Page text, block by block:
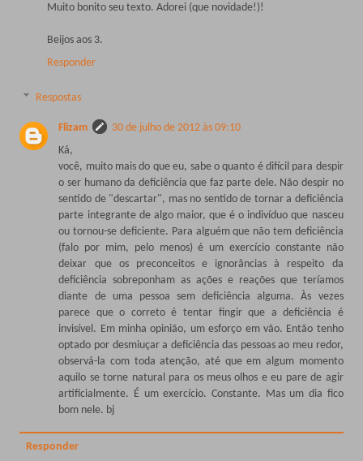
Muito bonito seu texto. Adorei (que novidade!)!
Beijos aos 3.
Responder
Respostas
Flizam
30 de julho de 2012 às 09:10
Ká,
você, muito mais do que eu, sabe o quanto é difícil para despir
o ser humano da deficiência que faz parte dele. Não despir no
sentido de "descartar", mas no sentido de tornar a deficiência
parte integrante de algo maior, que é o indivíduo que nasceu
ou tornou-se deficiente. Para alguém que não tem deficiência
(falo por mim, pelo menos) é um exercício constante não
deixar que os preconceitos e ignorâncias à respeito da
deficiência sobreponham as ações e reações que teríamos
diante de uma pessoa sem deficiência alguma. Às vezes
parece que o correto é tentar fingir que a deficiência é
invisível. Em minha opinião, um esforço em vão. Então tenho
optado por desmiuçar a deficiência das pessoas ao meu redor,
observá-la com toda atenção, até que em algum momento
aquilo se torne natural para os meus olhos e eu pare de agir
artificialmente. É um exercício. Constante. Mas um dia fico
bom nele. bj
Responder